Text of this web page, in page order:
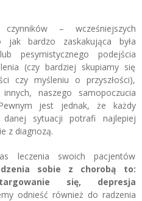
– wcześniejszych
jak bardzo zaskakująca była
pesymistycznego podejścia
(czy bardziej skupiamy się
czy myśleniu o przyszłości),
naszego samopoczucia
jest jednak, że każdy
sytuacji potrafi najlepiej
z diagnozą.
leczenia swoich pacjentów
sobie z chorobą to:
się, depresja
odnieść również do radzenia